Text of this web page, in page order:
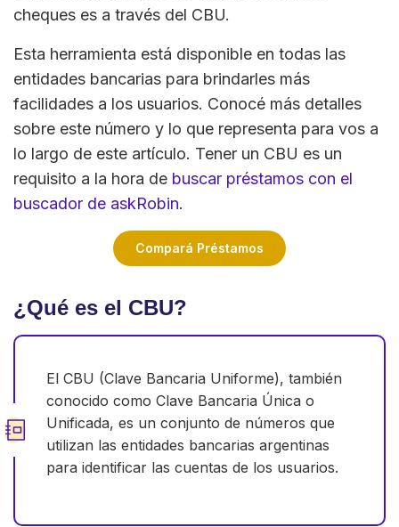
cheques es a través del CBU.
Esta herramienta está disponible en todas las
entidades bancarias para brindarles más
facilidades a los usuarios. Conocé más detalles
sobre este número y lo que representa para vos a
lo largo de este artículo. Tener un CBU es un
requisito a la hora de buscar préstamos con el
buscador de askRobin.
Compará Préstamos
¿Qué es el CBU?
El CBU (Clave Bancaria Uniforme), también
conocido como Clave Bancaria Única o
Unificada, es un conjunto de números que
utilizan las entidades bancarias argentinas
para identificar las cuentas de los usuarios.